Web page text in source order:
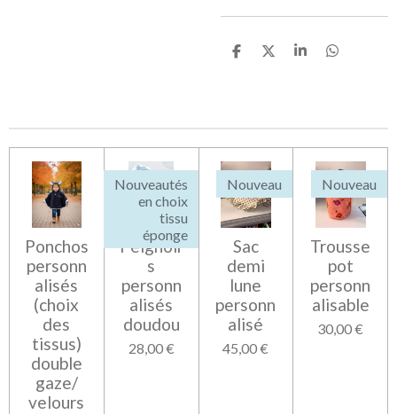
P
g
P
g
P
g
P
g
Ponchos
personn
alisés
(choix
des
tissus)
double
gaze/
velours
Nouveautés
en choix
tissu
éponge
Peignoir
s
personn
alisés
doudou
28,00 €
Nouveau
Sac
demi
lune
personn
alisé
45,00 €
Nouveau
Trousse
pot
personn
alisable
30,00 €